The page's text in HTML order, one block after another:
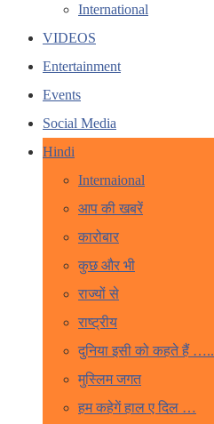
International
VIDEOS
Entertainment
Events
Social Media
Hindi
Internaional
आप की खबरें
कारोबार
कुछ और भी
राज्यों से
राष्ट्रीय
दुनिया इसी को कहते हैं …..
मुस्लिम जगत
हम कहेगें हाल ए दिल …